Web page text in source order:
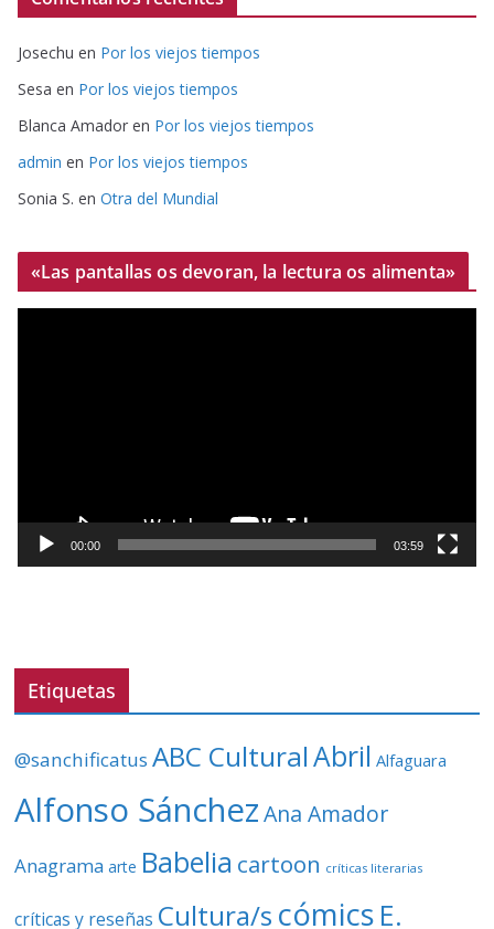
Josechu en Por los viejos tiempos
Sesa en Por los viejos tiempos
Blanca Amador en Por los viejos tiempos
admin en Por los viejos tiempos
Sonia S. en Otra del Mundial
«Las pantallas os devoran, la lectura os alimenta»
o
e
00:00 03:59
Etiquetas
@sanchificatus ABC CulturalAbril Alfaguara
Alfonso Sánchez Ana Amador
Anagrama arte Babelia cartoon críticas literarias
críticas y reseñas Cultura/s cómics E.